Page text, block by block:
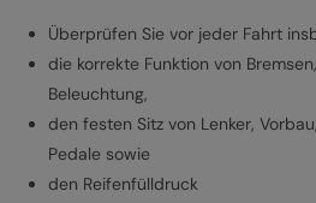
Überprüfen Sie vor jeder Fahrt
die korrekte Funktion von
Beleuchtung,
den festen Sitz von Lenker,
Pedale sowie
den Reifenfülldruck